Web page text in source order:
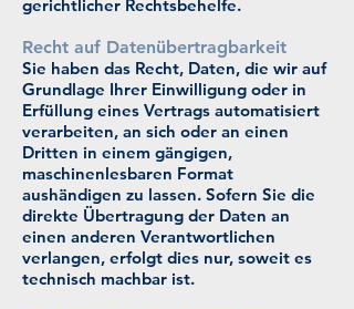
gerichtlicher Rechtsbehelfe.
Recht auf Daten­übertrag­barkeit
Sie haben das Recht, Daten, die wir auf
Grundlage Ihrer Einwilligung oder in
Erfüllung eines Vertrags automatisiert
verarbeiten, an sich oder an einen
Dritten in einem gängigen,
maschinenlesbaren Format
aushändigen zu lassen. Sofern Sie die
direkte Übertragung der Daten an
einen anderen Verantwortlichen
verlangen, erfolgt dies nur, soweit es
technisch machbar ist.